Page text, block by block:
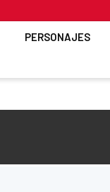
PERSONAJES